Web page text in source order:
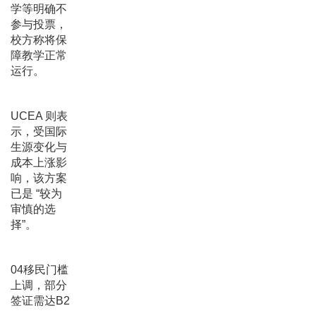
学等明确不
参与投票，
校方称将保
障教学正常
运行。
UCEA 则表
示，受国际
生源变化与
成本上涨影
响，该方案
已是 “较为
审慎的选
择”。
04移民门槛
上调，部分
签证需达B2